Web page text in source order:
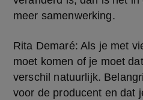
meer samenwerking.
Rita Demaré: Als je met
moet komen of je moet
verschil natuurlijk.
voor de producent en dat